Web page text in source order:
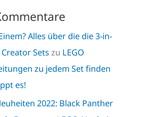
Alles über die die 3-in-
Creator Sets zu LEGO
zu jedem Set finden
es!
2022: Black Panther